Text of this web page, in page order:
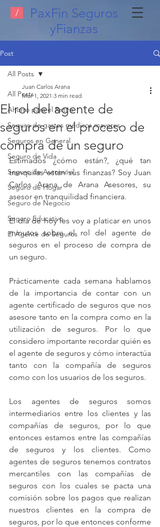
/
PaxFin Seguros
yFianzas
Post
All Posts
Ahorro para el Retiro
Seguro de gastos médicos mayores
Seguros en General
Seguro de Vida
Seguro de Automóvil
Seguro de Hogar
Seguro de Negocio
Seguro Educativo
El Agente de Seguros
All Posts
El rol del agente de
seguros en el proceso de
compra de un seguro
Juan Carlos Arana
Mar 1, 2021 3 min read
Estimados ¿cómo están?, ¿qué tan
tranquilas están sus finanzas? Soy Juan
Carlos Arana de Arana Asesores, su
asesor en tranquilidad financiera.
El día de hoy les voy a platicar en unos
minutos sobre el rol del agente de
seguros en el proceso de compra de
un seguro.
Prácticamente cada semana hablamos
de la importancia de contar con un
agente certificado de seguros que nos
asesore tanto en la compra como en la
utilización de seguros. Por lo que
considero importante recordar quién es
el agente de seguros y cómo interactúa
tanto con la compañía de seguros
como con los usuarios de los seguros.
Los agentes de seguros somos
intermediarios entre los clientes y las
compañías de seguros, por lo que
entonces estamos entre las compañías
de seguros y los clientes. Como
agentes de seguros tenemos contratos
mercantiles con las compañías de
seguros con los cuales se pacta una
comisión sobre los pagos que realizan
nuestros clientes en la compra de
seguros, por lo que entonces conforme